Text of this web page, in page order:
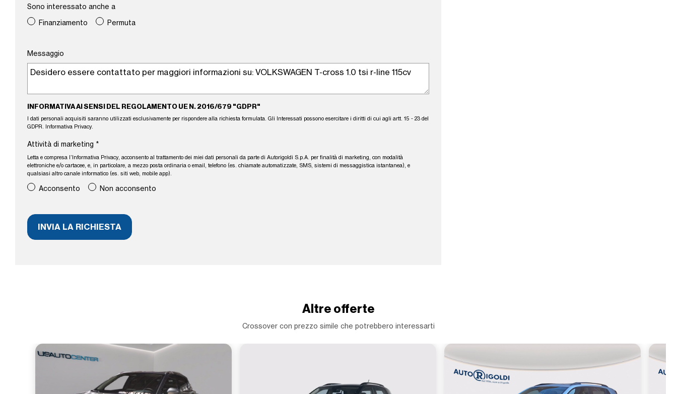
Sono interessato anche a
Finanziamento
Permuta
Messaggio
INFORMATIVA AI SENSI DEL REGOLAMENTO UE N. 2016/679 "GDPR"
I dati personali acquisiti saranno utilizzati esclusivamente per rispondere alla richiesta formulata. Gli Interessati possono esercitare i diritti di cui agli artt. 15 - 23 del
GDPR.
Informativa Privacy.
Attività di marketing *
Letta e compresa l’ Informativa Privacy, acconsento al trattamento dei miei dati personali da parte di Autorigoldi S.p.A. per finalità di marketing, con modalità
elettroniche e/o cartacee, e, in particolare, a mezzo posta ordinaria o email, telefono (es. chiamate automatizzate, SMS, sistemi di messaggistica istantanea), e
qualsiasi altro canale informatico (es. siti web, mobile app).
Acconsento Non acconsento
Altre offerte
Crossover con prezzo simile che potrebbero interessarti